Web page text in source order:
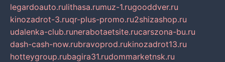
legardoauto.rulithasa.rumuz-1.rugooddver.ru
kinozadrot-3.ruqr-plus-promo.ru2shizashop.ru
udalenka-club.runerabotaetsite.rucarszona-bu.ru
dash-cash-now.rubravoprod.rukinozadrot13.ru
hotteygroup.rubagira31.rudommarketnsk.ru